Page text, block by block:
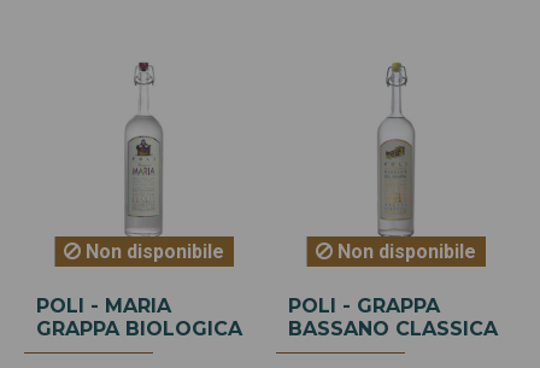
Non disponibile
POLI - MARIA
GRAPPA BIOLOGICA
Non disponibile
POLI - GRAPPA
BASSANO CLASSICA